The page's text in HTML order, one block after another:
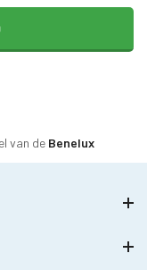
van de Benelux